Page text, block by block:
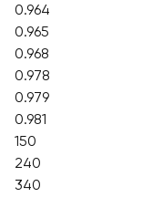
0.964
0.965
0.968
0.978
0.979
0.981
150
240
340